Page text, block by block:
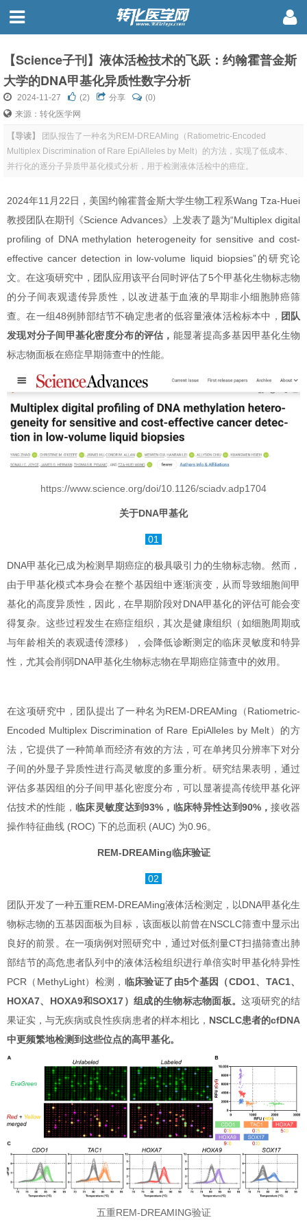
【Science子刊】液体活检技术的飞跃：约翰霍普金斯
大学的DNA甲基化异质性数字分析
2024-11-27 (2) 分享
(0)
来源：转化医学网
【导读】
团队报告了一种名为REM-DREAMing（Ratiometric-Encoded
Multiplex Discrimination of Rare EpiAlleles by Melt）的方法，实现了低成本、
并行化的逐分子异质甲基化模式分析，用于检测液体活检中的癌症。
2024年11月22日，美国约翰霍普金斯大学生物工程系Wang Tza-Huei
教授团队在期刊《Science Advances》上发表了题为“Multiplex digital
profiling of DNA methylation heterogeneity for sensitive and cost-
effective cancer detection in low-volume liquid biopsies”的研究论
文。在这项研究中，团队应用该平台同时评估了5个甲基化生物标志物
的分子间表观遗传异质性，以改进基于血液的早期非小细胞肺癌筛
查。在一组48例肺部结节不确定患者的低容量液体活检标本中， 团队
发现对分子间甲基化密度分布的评估， 能显著提高多基因甲基化生物
标志物面板在癌症早期筛查中的性能。
https://www.science.org/doi/10.1126/sciadv.adp1704
关于DNA甲基化
01
DNA甲基化已成为检测早期癌症的极具吸引力的生物标志物。然而，
由于甲基化模式本身会在整个基因组中逐渐演变，从而导致细胞间甲
基化的高度异质性，因此，在早期阶段对DNA甲基化的评估可能会变
得复杂。这些过程发生在癌症组织，其次是健康组织（如细胞周期或
与年龄相关的表观遗传漂移），会降低诊断测定的临床灵敏度和特异
性，尤其会削弱DNA甲基化生物标志物在早期癌症筛查中的效用。
在这项研究中，团队提出了一种名为REM-DREAMing（Ratiometric-
Encoded Multiplex Discrimination of Rare EpiAlleles by Melt）的方
法，它提供了一种简单而经济有效的方法，可在单拷贝分辨率下对分
子间的外显子异质性进行高灵敏度的多重分析。研究结果表明，通过
评估多基因组的分子间甲基化密度分布，可以显著提高传统甲基化评
估技术的性能，临床灵敏度达到93%， 临床特异性达到90%，接收器
操作特征曲线 (ROC) 下的总面积 (AUC) 为0.96。
REM-DREAMing临床验证
02
团队开发了一种五重REM-DREAMing液体活检测定，以DNA甲基化生
物标志物的五基因面板为目标，该面板以前曾在NSCLC筛查中显示出
良好的前景。在一项病例对照研究中，通过对低剂量CT扫描筛查出肺
部结节的高危患者队列中的液体活检组织进行单倍实时甲基化特异性
PCR（MethyLight）检测， 临床验证了由5个基因（CDO1、TAC1、
HOXA7、HOXA9和SOX17）组成的生物标志物面板。这项研究的结
果证实，与无疾病或良性疾病患者的样本相比， NSCLC患者的cfDNA
中更频繁地检测到这些位点的高甲基化。
五重REM-DREAMING验证